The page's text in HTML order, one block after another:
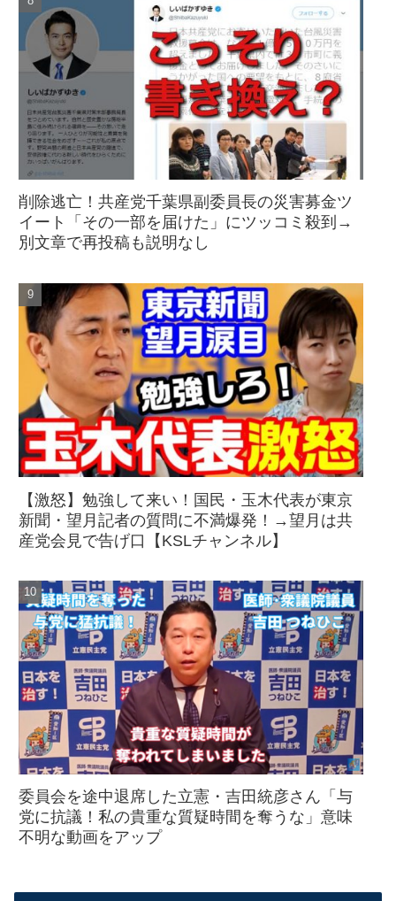
削除逃亡！共産党千葉県副委員長の災害募金ツ
イート「その一部を届けた」にツッコミ殺到→
別文章で再投稿も説明なし
【激怒】勉強して来い！国民・玉木代表が東京
新聞・望月記者の質問に不満爆発！→望月は共
産党会見で告げ口【KSLチャンネル】
委員会を途中退席した立憲・吉田統彦さん「与
党に抗議！私の貴重な質疑時間を奪うな」意味
不明な動画をアップ